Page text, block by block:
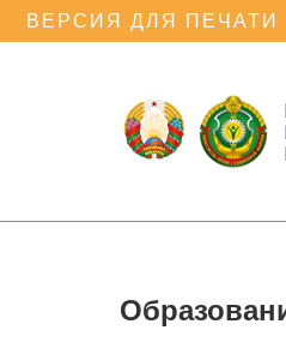
ВЕРСИЯ ДЛЯ ПЕЧАТИ